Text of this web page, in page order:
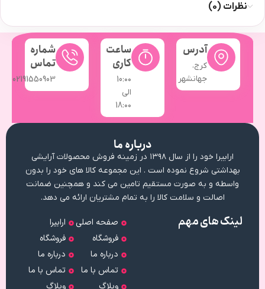
نظرات (0)
آدرس
کرج،
جهانشهر
ساعت
کاری
10:۰۰
الی
18:۰۰
شماره
تماس
02191550903
لینک های مهم
صفحه اصلی
فروشگاه
درباره ما
تماس با ما
وبلاگ
ارابیرا
فروشگاه
درباره ما
تماس با ما
وبلاگ
درباره ما
ارابیرا خود را از سال ۱۳۹۸ در زمینه فروش محصولات آرایشی
بهداشتی شروع نموده است . این مجموعه کالا های خود را بدون
واسطه و به صورت مستقیم تامین می کند و همچنین ضمانت
اصالت و سلامت کالا را به تمام مشتریان ارائه می دهد.